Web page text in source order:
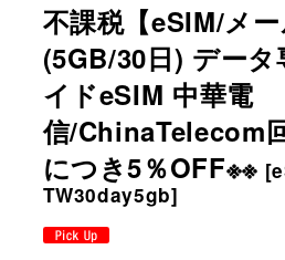
不課税【eSIM/メ
(5GB/30日) デー
イドeSIM 中華電
信/ChinaTelecom
につき5％OFF※※ [
TW30day5gb]